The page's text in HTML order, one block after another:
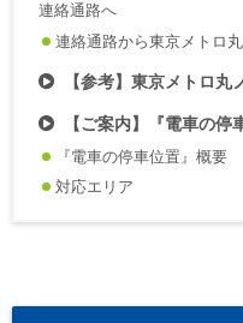
連絡通路へ
連絡通路から東京メトロ
【参考】東京メトロ
【ご案内】『電車の停
『電車の停車位置』概要
対応エリア